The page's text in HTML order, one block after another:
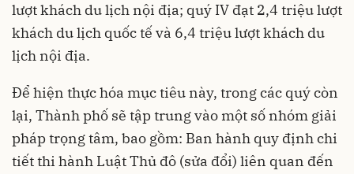
lượt khách du lịch nội địa; quý IV đạt 2,4 triệu lượt
khách du lịch quốc tế và 6,4 triệu lượt khách du
lịch nội địa.
Để hiện thực hóa mục tiêu này, trong các quý còn
lại, Thành phố sẽ tập trung vào một số nhóm giải
pháp trọng tâm, bao gồm: Ban hành quy định chi
tiết thi hành Luật Thủ đô (sửa đổi) liên quan đến